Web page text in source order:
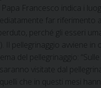
Francesco indica i
far riferimento
perché gli esseri
Il pellegrinaggio avviene
del pellegrinaggio:
visitate dal
che in questi mesi